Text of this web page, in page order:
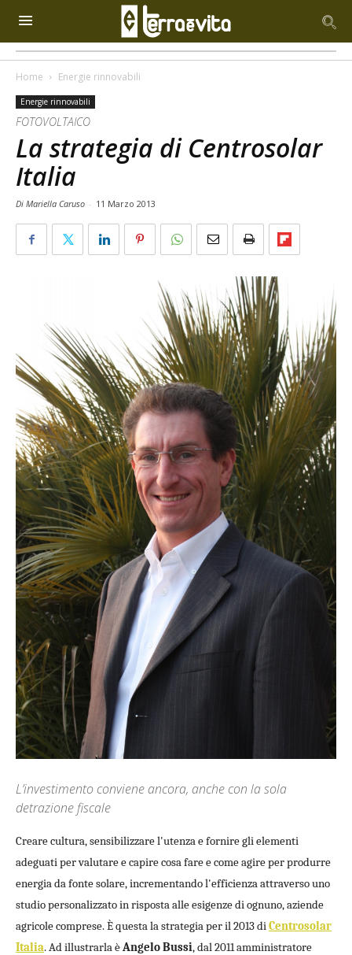
Home Energie rinnovabili
Energie rinnovabili
FOTOVOLTAICO
La strategia di Centrosolar
Italia
Di Mariella Caruso - 11 Marzo 2013
L’investimento conviene ancora, anche con la sola
detrazione fiscale
Creare cultura, sensibilizzare l'utenza e fornire gli elementi
adeguati per valutare e capire cosa fare e come agire per produrre
energia da fonte solare, incrementando l'efficienza attraverso uno
studio personalizzato in risposta alle esigenze di ognuno, aziende
agricole comprese. È questa la strategia per il 2013 diCentrosolar
Italia. Ad illustrarla èAngelo Bussi, dal 2011 amministratore